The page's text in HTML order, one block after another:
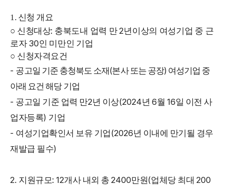
1. 신청 개요
○ 신청대상: 충북도내 업력 만2년이상의 여성기업 중 근
로자 30인 미만인 기업
○ 신청자격요건
- 공고일 기준 충청북도 소재(본사 또는 공장) 여성기업 중
아래 요건 해당 기업
- 공고일 기준 업력 만2년 이상(2024년 6월 16일 이전 사
업자등록) 기업
- 여성기업확인서 보유 기업(2026년 이내에 만기될 경우
재발급 필수)
2. 지원규모: 12개사 내외 총 2400만원(업체당 최대 200